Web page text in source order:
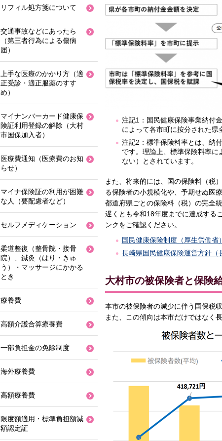
注記1：国民健康保険事業納付
によって各市町に按分された県
注記2：標準保険料率とは、納
です。理論上、標準保険料率
ない）とされています。
また、将来的には、国の保険料（税
る保険者の小規模化や、予期せぬ医
都道府県ごとの保険料（税）の完全
遅くとも令和18年度までに達成する
ンクをご確認ください。
国民健康保険制度（厚生労働省
長崎県国民健康保険運営方針（
大村市の被保険者と保険
本市の被保険者の減少に伴う国保税
また、この傾向は本市だけではなく
リフィル処方箋について
交通事故などにあったら
（第三者行為による傷病
届）
上手な医療のかかり方（適
正受診・適正服薬のすす
め）
マイナンバーカード健康保
険証利用登録の解除（大村
市国保加入者）
医療費通知（医療費のお知
らせ）
マイナ保険証の利用が困難
な人（要配慮者など）
セルフメディケーション
柔道整復（整骨院・接骨
院）、鍼灸（はり・きゅ
う）・マッサージにかかる
とき
療養費
高額介護合算療養費
一部負担金の免除制度
海外療養費
高額療養費
限度額適用・標準負担額減
額認定証